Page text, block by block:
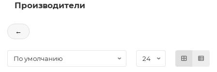
Производители
←